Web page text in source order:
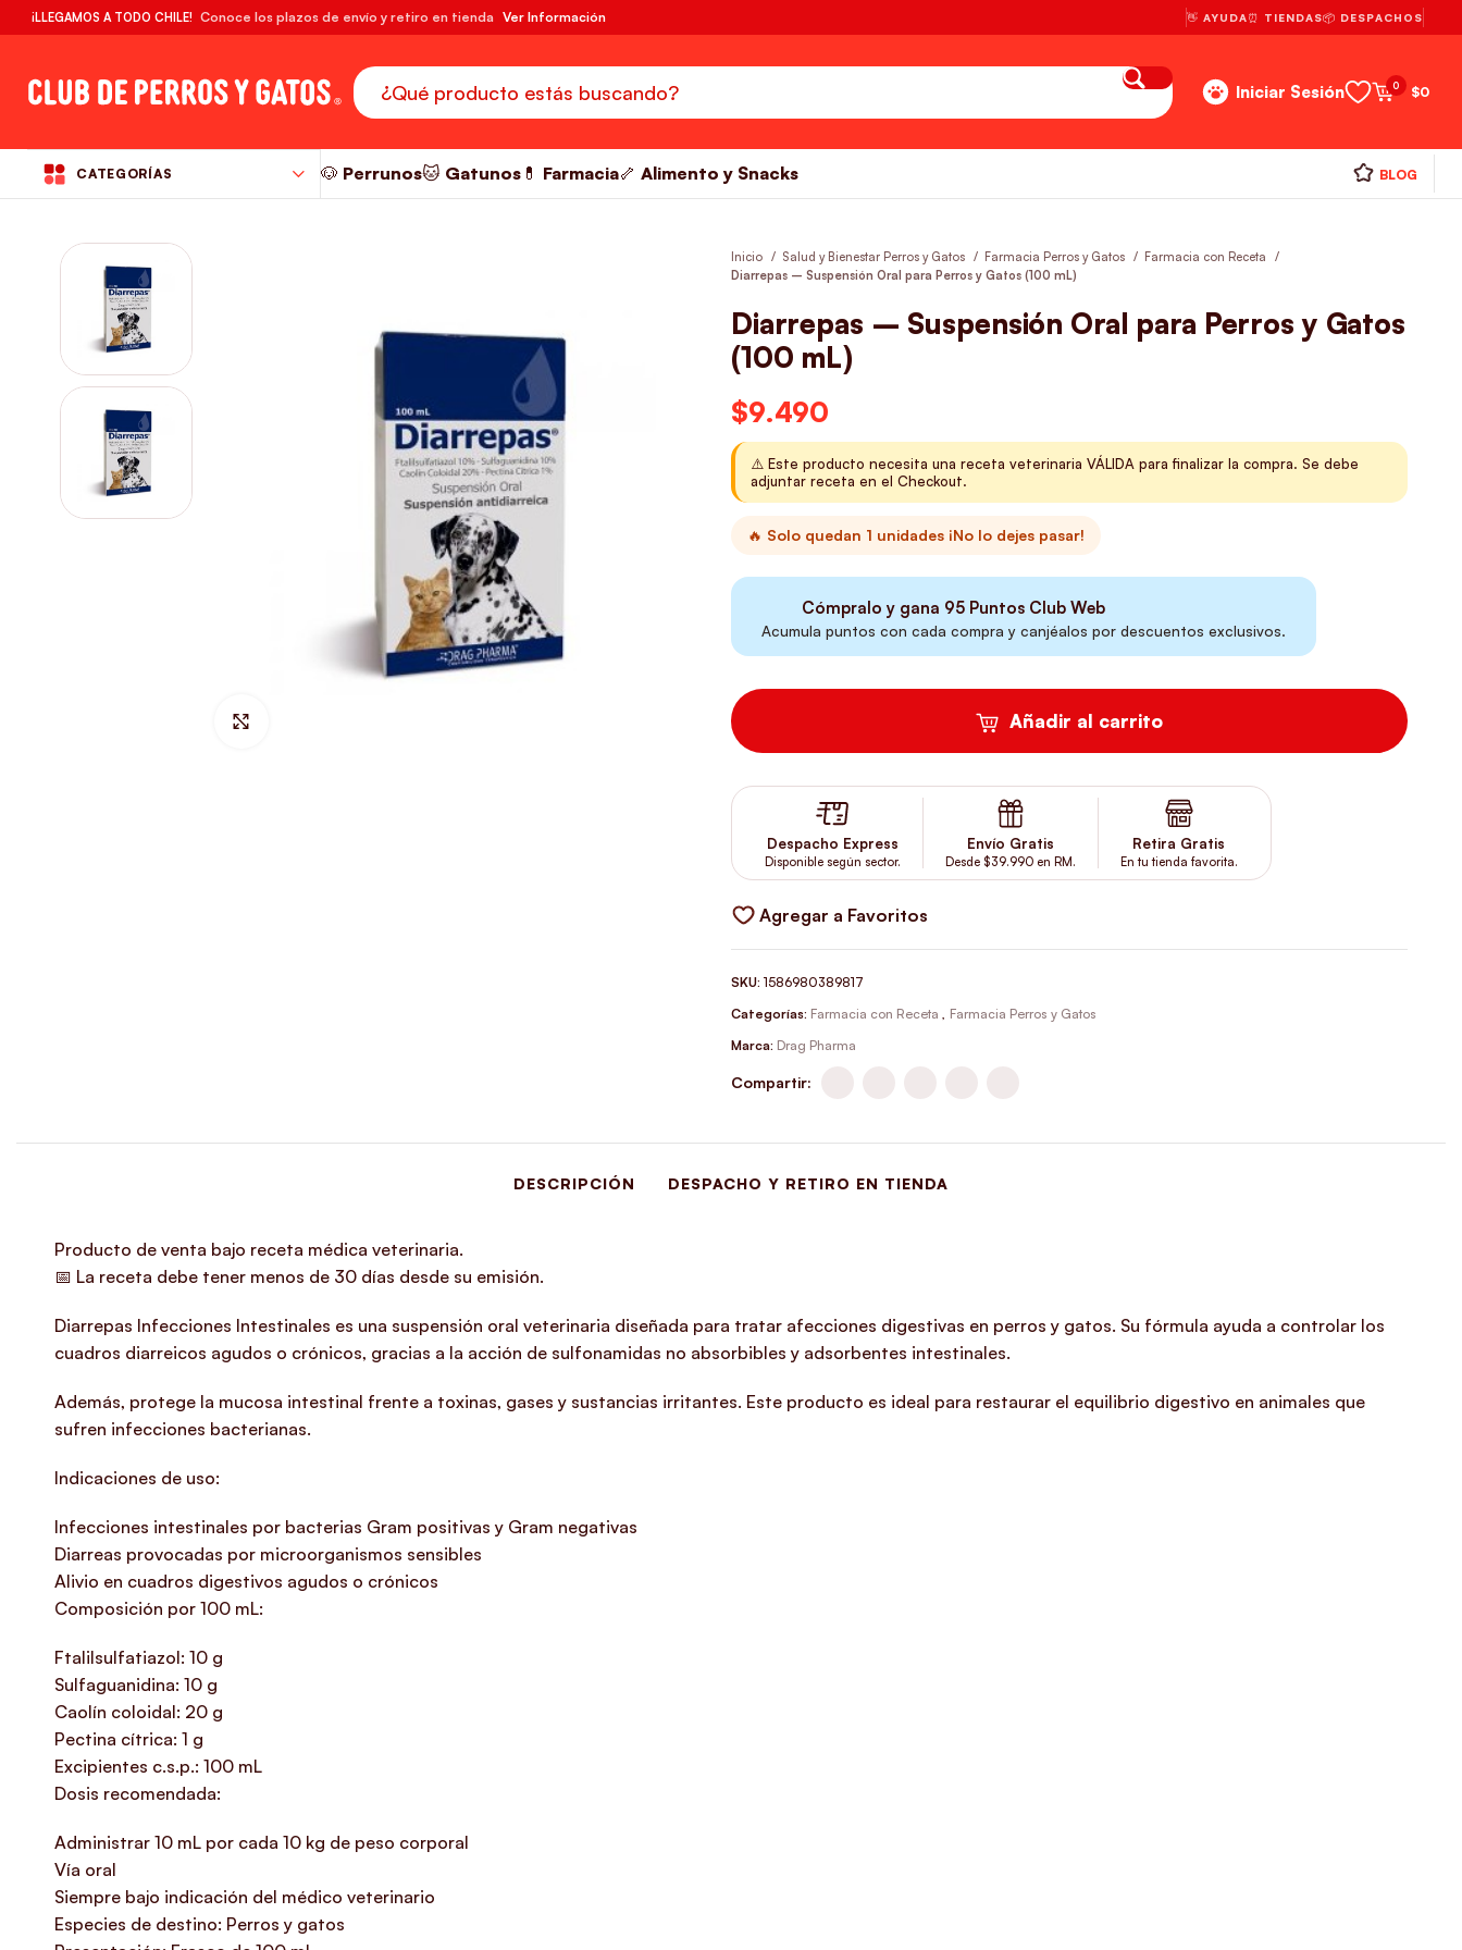
¡LLEGAMOS A TODO CHILE! Conoce los plazos de envío y retiro en tienda Ver Información 👋 AYUDA⏰ TIENDAS📦 DESPACHOS
Iniciar Sesión 0 $0
CATEGORÍAS 🐶 Perrunos🐱 Gatunos 💊 Farmacia🦴 Alimento y Snacks BLOG
Inicio Salud y Bienestar Perros y Gatos Farmacia Perros y Gatos
Farmacia con Receta
Diarrepas – Suspensión Oral para Perros y Gatos (100 mL)
Diarrepas – Suspensión Oral para Perros y Gatos
(100 mL)
$9.490
⚠️ Este producto necesita una receta veterinaria VÁLIDA para finalizar la compra. Se debe
adjuntar receta en el Checkout.
🔥 Solo quedan 1 unidades ¡No lo dejes pasar!
Cómpralo y gana 95Puntos Club Web
Acumula puntos con cada compra y canjéalos por descuentos exclusivos.
Añadir al carrito
Despacho Express
Disponible según sector.
Envío Gratis
Desde $39.990 en RM.
Retira Gratis
En tu tienda favorita.
Agregar a Favoritos
SKU: 1586980389817
Categorías: Farmacia con Receta , Farmacia Perros y Gatos
Marca: Drag Pharma
Compartir:
DESCRIPCIÓN DESPACHO Y RETIRO EN TIENDA
Producto de venta bajo receta médica veterinaria.
📅 La receta debe tener menos de 30 días desde su emisión.
Diarrepas Infecciones Intestinales es una suspensión oral veterinaria diseñada para tratar afecciones digestivas en perros y gatos. Su fórmula ayuda a controlar los
cuadros diarreicos agudos o crónicos, gracias a la acción de sulfonamidas no absorbibles y adsorbentes intestinales.
Además, protege la mucosa intestinal frente a toxinas, gases y sustancias irritantes. Este producto es ideal para restaurar el equilibrio digestivo en animales que
sufren infecciones bacterianas.
Indicaciones de uso:
Infecciones intestinales por bacterias Gram positivas y Gram negativas
Diarreas provocadas por microorganismos sensibles
Alivio en cuadros digestivos agudos o crónicos
Composición por 100 mL:
Ftalilsulfatiazol: 10 g
Sulfaguanidina: 10 g
Caolín coloidal: 20 g
Pectina cítrica: 1 g
Excipientes c.s.p.: 100 mL
Dosis recomendada:
Administrar 10 mL por cada 10 kg de peso corporal
Vía oral
Siempre bajo indicación del médico veterinario
Especies de destino: Perros y gatos
RM